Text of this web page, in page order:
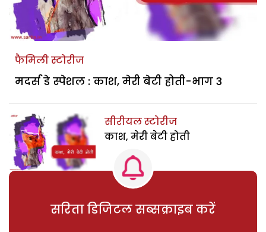
फैमिली स्टोरीज
मदर्स डे स्पेशल : काश, मेरी बेटी होती-भाग 3
सीरीयल स्टोरीज
काश, मेरी बेटी होती
सरिता डिजिटल सब्सक्राइब करें